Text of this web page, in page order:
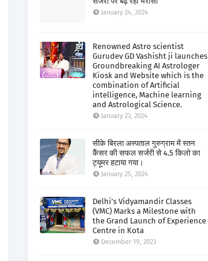
January 24, 2024
Renowned Astro scientist
Gurudev GD Vashisht ji launches
Groundbreaking AI Astrologer
Kiosk and Website which is the
combination of Artificial
intelligence, Machine learning
and Astrological Science.
January 23, 2024
सीके बिरला अस्पताल गुरुग्राम में स्तन
कैंसर की सफल सर्जरी से 4.5 किलो का
ट्यूमर हटाया गया।
January 25, 2024
Delhi’s Vidyamandir Classes
(VMC) Marks a Milestone with
the Grand Launch of Experience
Centre in Kota
December 19, 2023